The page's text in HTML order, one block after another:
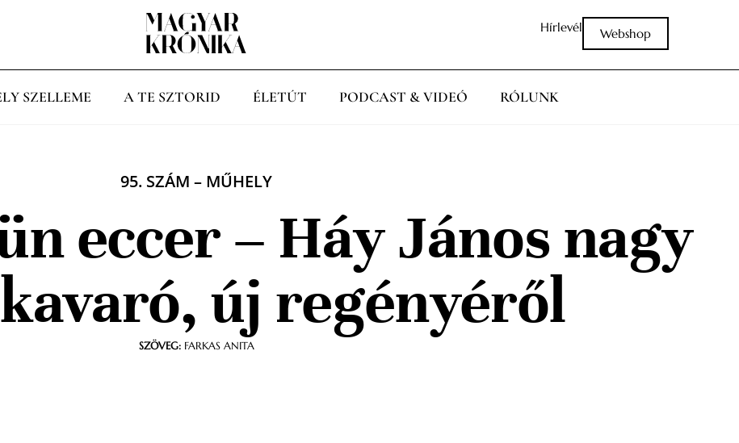
Hírlevél Webshop
SZELLEME A TE SZTORID ÉLETÚT PODCAST & VIDEÓ RÓLUNK
95. SZÁM – MŰHELY
eccer – Háy János nagy
új regényéről
SZÖVEG:FARKAS ANITA